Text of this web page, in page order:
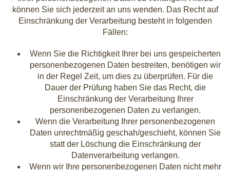
können Sie sich jederzeit an uns wenden. Das Recht auf
Einschränkung der Verarbeitung besteht in folgenden
Fällen:
Wenn Sie die Richtigkeit Ihrer bei uns gespeicherten
personenbezogenen Daten bestreiten, benötigen wir
in der Regel Zeit, um dies zu überprüfen. Für die
Dauer der Prüfung haben Sie das Recht, die
Einschränkung der Verarbeitung Ihrer
personenbezogenen Daten zu verlangen.
Wenn die Verarbeitung Ihrer personenbezogenen
Daten unrechtmäßig geschah/geschieht, können Sie
statt der Löschung die Einschränkung der
Datenverarbeitung verlangen.
Wenn wir Ihre personenbezogenen Daten nicht mehr